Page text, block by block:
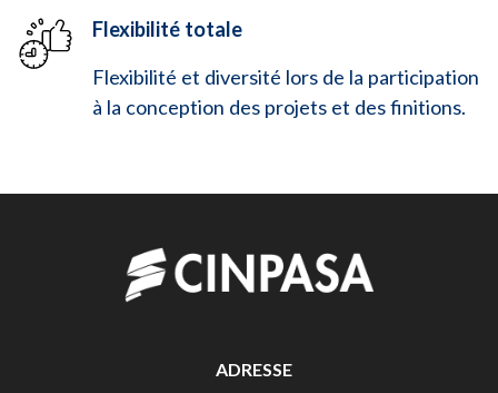
Flexibilité totale
Flexibilité et diversité lors de la participation
à la conception des projets et des finitions.
ADRESSE